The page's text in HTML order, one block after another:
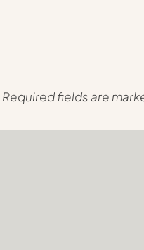
Required fields are